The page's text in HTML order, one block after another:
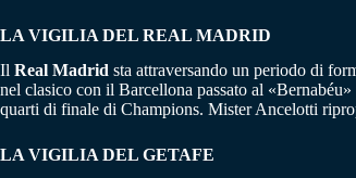
LA VIGILIA DEL REAL MADRID
Il Real Madrid sta attraversando un periodo di
nel clasico con il Barcellona passato al
quarti di finale di Champions. Mister Ancelotti
LA VIGILIA DEL GETAFE